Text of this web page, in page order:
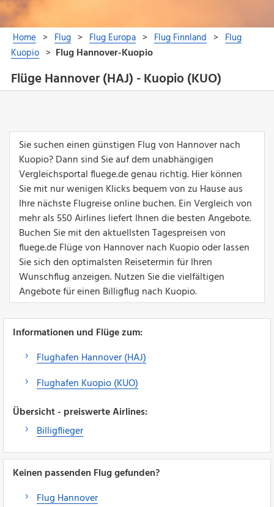
Flüge Hannover (HAJ) - Kuopio (KUO)
Sie suchen einen günstigen Flug von Hannover nach
Kuopio? Dann sind Sie auf dem unabhängigen
Vergleichsportal fluege.de genau richtig. Hier können
Sie mit nur wenigen Klicks bequem von zu Hause aus
Ihre nächste Flugreise online buchen. Ein Vergleich von
mehr als 550 Airlines liefert Ihnen die besten Angebote.
Buchen Sie mit den aktuellsten Tagespreisen von
fluege.de Flüge von Hannover nach Kuopio oder lassen
Sie sich den optimalsten Reisetermin für Ihren
Wunschflug anzeigen. Nutzen Sie die vielfältigen
Angebote für einen Billigflug nach Kuopio.
Informationen und Flüge zum:
Flughafen Hannover (HAJ)
Flughafen Kuopio (KUO)
Übersicht - preiswerte Airlines:
Billigflieger
Keinen passenden Flug gefunden?
Flug Hannover